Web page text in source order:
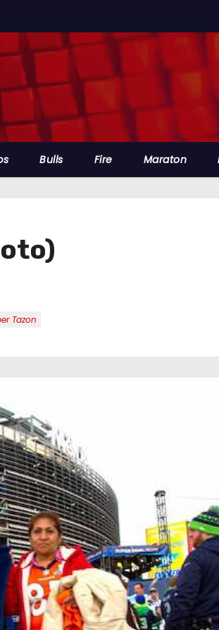
Bulls Fire Maraton
Tazon